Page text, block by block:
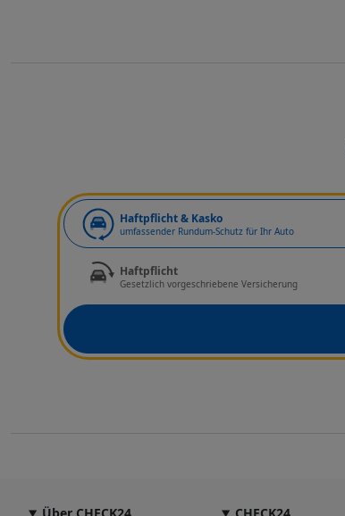
Haftpflicht & Kasko
umfassender Rundum-Schutz für Ihr Auto
Haftpflicht
Gesetzlich vorgeschriebene Versicherung